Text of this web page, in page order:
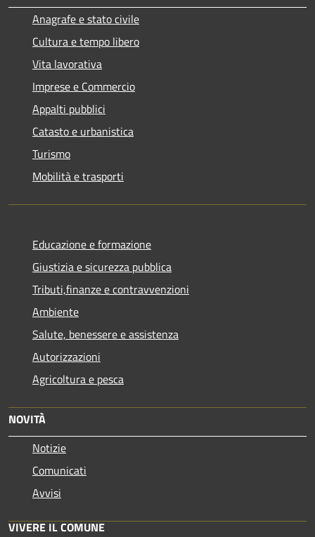
Anagrafe e stato civile
Cultura e tempo libero
Vita lavorativa
Imprese e Commercio
Appalti pubblici
Catasto e urbanistica
Turismo
Mobilità e trasporti
Educazione e formazione
Giustizia e sicurezza pubblica
Tributi,finanze e contravvenzioni
Ambiente
Salute, benessere e assistenza
Autorizzazioni
Agricoltura e pesca
NOVITÀ
Notizie
Comunicati
Avvisi
VIVERE IL COMUNE